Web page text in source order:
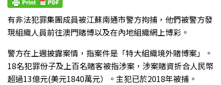
有非法犯罪集團成員被江蘇南通市警方拘捕，他們被警方發
現組織人員前往澳門賭博以及在內地組織網上博彩。
警方在上週披露案情，指案件是「特大組織境外賭博案」。
18名犯罪份子及上百名賭客被指涉案，涉案賭資折合人民幣
超過13億元(美元1840萬元）。主犯已於2018年被捕。